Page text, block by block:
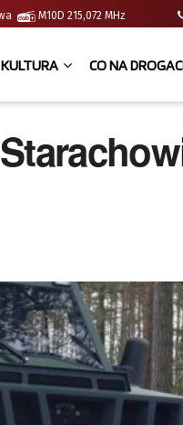
M10D 215,072 MHz
KULTURA CO NA